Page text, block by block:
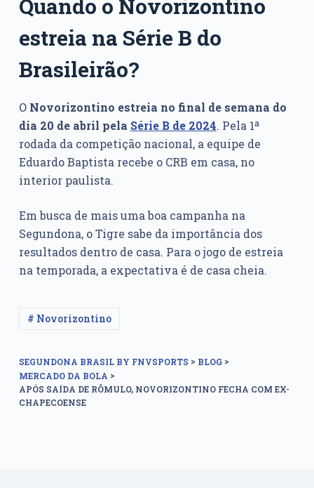
Quando o Novorizontino
estreia na Série B do
Brasileirão?
O Novorizontino estreia no final de semana do
dia 20 de abril pela Série B de 2024. Pela 1ª
rodada da competição nacional, a equipe de
Eduardo Baptista recebe o CRB em casa, no
interior paulista.
Em busca de mais uma boa campanha na
Segundona, o Tigre sabe da importância dos
resultados dentro de casa. Para o jogo de estreia
na temporada, a expectativa é de casa cheia.
# Novorizontino
SEGUNDONA BRASIL BY FNVSPORTS > BLOG >
MERCADO DA BOLA >
APÓS SAÍDA DE RÔMULO, NOVORIZONTINO FECHA COM EX-
CHAPECOENSE